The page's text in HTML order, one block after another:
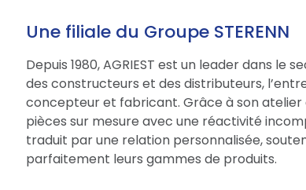
Une filiale du Groupe STERENN
Depuis 1980, AGRIEST est un leader dans
des constructeurs et des distributeurs,
concepteur et fabricant. Grâce à son atelier
pièces sur mesure avec une réactivité
traduit par une relation personnalisée,
parfaitement leurs gammes de produits.